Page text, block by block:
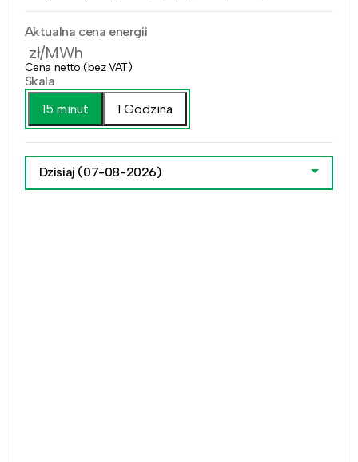
Aktualna cena energii
zł/MWh
Cena netto (bez VAT)
Skala
15 minut
1 Godzina
Dzisiaj (07-08-2026)